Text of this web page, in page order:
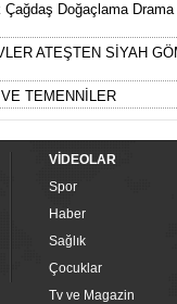
Doğaçlama
ATEŞTEN SİYAH
TEMENNİLER
VİDEOLAR
Spor
Haber
Sağlık
Çocuklar
Tv ve Magazin